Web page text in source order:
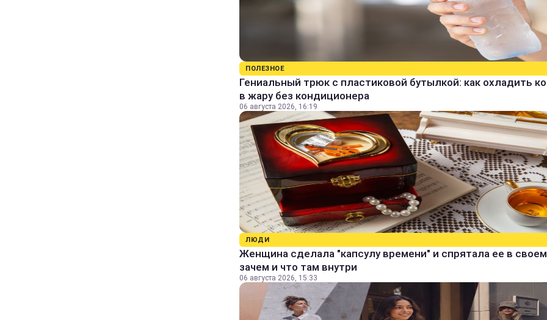
ПОЛЕЗНОЕ
Гениальный трюк с пластиковой бутылкой: как охладить
в жару без кондиционера
06 августа 2026, 16:19
ЛЮДИ
Женщина сделала "капсулу времени" и спрятала ее в
зачем и что там внутри
06 августа 2026, 15:33